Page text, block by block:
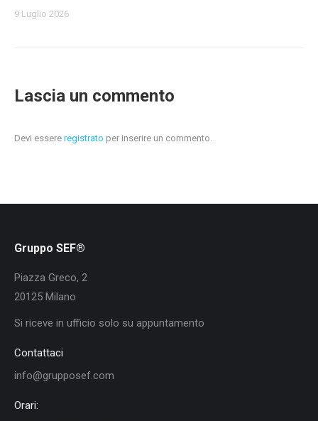
9 Luglio 2026
Lascia un commento
Devi essere registrato per inserire un commento.
Gruppo SEF®
Piazza Greco, 2
20125 Milano
Si riceve in ufficio solo su appuntamento
Contattaci
info@grupposef.com
Orari: